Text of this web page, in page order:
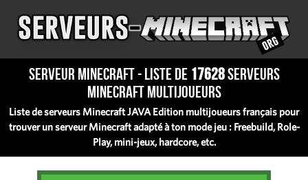
Serveur Minecraft - Liste de 17628serveurs
Minecraft multijoueurs
Liste de serveurs Minecraft JAVA Edition multijoueurs français pour
trouver un serveur Minecraft adapté à ton mode jeu : Freebuild, Role-
Play, mini-jeux, hardcore, etc.